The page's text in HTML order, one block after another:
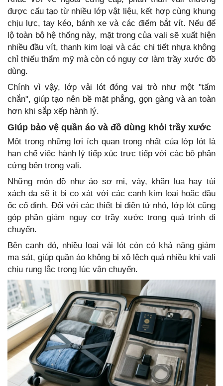
được cấu tạo từ nhiều lớp vật liệu, kết hợp cùng khung
chịu lực, tay kéo, bánh xe và các điểm bắt vít. Nếu để
lộ toàn bộ hệ thống này, mặt trong của vali sẽ xuất hiện
nhiều đầu vít, thanh kim loại và các chi tiết nhựa không
chỉ thiếu thẩm mỹ mà còn có nguy cơ làm trầy xước đồ
dùng.
Chính vì vậy, lớp vải lót đóng vai trò như một "tấm
chắn", giúp tạo nên bề mặt phẳng, gọn gàng và an toàn
hơn khi sắp xếp hành lý.
Giúp bảo vệ quần áo và đồ dùng khỏi trầy xước
Một trong những lợi ích quan trọng nhất của lớp lót là
hạn chế việc hành lý tiếp xúc trực tiếp với các bộ phận
cứng bên trong vali.
Những món đồ như áo sơ mi, váy, khăn lụa hay túi
xách da sẽ ít bị cọ xát với các cạnh kim loại hoặc đầu
ốc cố định. Đối với các thiết bị điện tử nhỏ, lớp lót cũng
góp phần giảm nguy cơ trầy xước trong quá trình di
chuyển.
Bên cạnh đó, nhiều loại vải lót còn có khả năng giảm
ma sát, giúp quần áo không bị xô lệch quá nhiều khi vali
chịu rung lắc trong lúc vận chuyển.